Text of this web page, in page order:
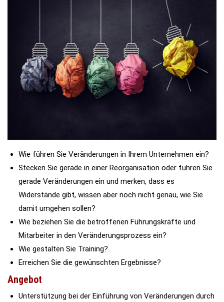
Wie führen Sie Veränderungen in Ihrem Unternehmen ein?
Stecken Sie gerade in einer Reorganisation oder führen Sie
gerade Veränderungen ein und merken, dass es
Widerstände gibt, wissen aber noch nicht genau, wie Sie
damit umgehen sollen?
Wie beziehen Sie die betroffenen Führungskräfte und
Mitarbeiter in den Veränderungsprozess ein?
Wie gestalten Sie Training?
Erreichen Sie die gewünschten Ergebnisse?
Angebot
Unterstützung bei der Einführung von Veränderungen durch